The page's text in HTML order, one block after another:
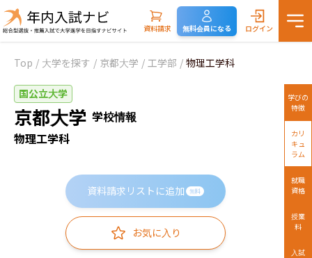
資料請求 無料会員になる ログイン
Top / 大学を探す / 京都大学 / 工学部 / 物理工学科
国公立大学
京都大学 学校情報
物理工学科
資料請求リストに追加 無料
お気に入り
学びの
特徴
カリ
キュ
ラム
就職
資格
授業
料
入試